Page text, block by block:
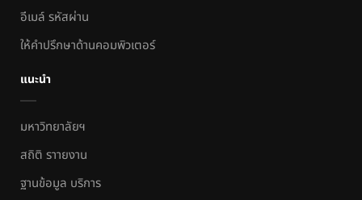
อีเมล์ รหัสผ่าน
ให้คำปรึกษาด้านคอมพิวเตอร์
แนะนำ
มหาวิทยาลัยฯ
สถิติ ราายงาน
ฐานข้อมูล บริการ